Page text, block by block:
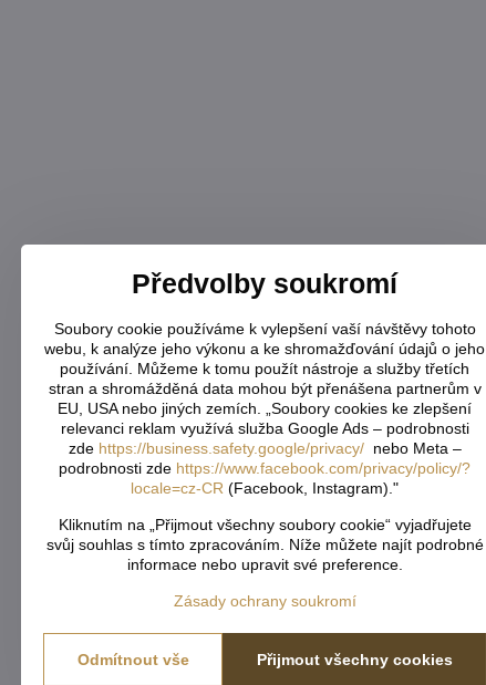
Předvolby soukromí
Soubory cookie používáme k vylepšení vaší návštěvy tohoto
webu, k analýze jeho výkonu a ke shromažďování údajů o jeho
používání. Můžeme k tomu použít nástroje a služby třetích
stran a shromážděná data mohou být přenášena partnerům v
EU, USA nebo jiných zemích. „Soubory cookies ke zlepšení
relevanci reklam využívá služba Google Ads – podrobnosti
zde https://business.safety.google/privacy/nebo Meta –
podrobnosti zde https://www.facebook.com/privacy/policy/?
locale=cz-CR (Facebook, Instagram)."
Kliknutím na „Přijmout všechny soubory cookie“ vyjadřujete
svůj souhlas s tímto zpracováním. Níže můžete najít podrobné
informace nebo upravit své preference.
Zásady ochrany soukromí
Přijmout všechny cookies
Odmítnout vše